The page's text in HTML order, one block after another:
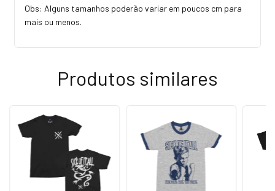
Obs: Alguns tamanhos poderão variar em poucos cm para
mais ou menos.
Produtos similares